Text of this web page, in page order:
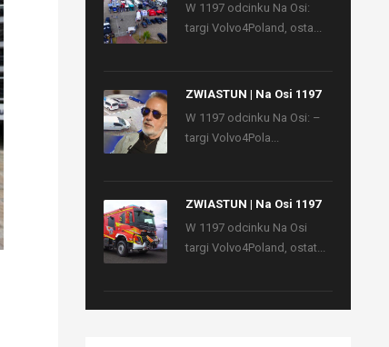
W 1197 odcinku Na Osi:
targi Volvo4Poland, osta...
ZWIASTUN | Na Osi 1197
W 1197 odcinku Na Osi: –
targi Volvo4Pola...
ZWIASTUN | Na Osi 1197
W 1197 odcinku Na Osi
targi Volvo4Poland, ostat...